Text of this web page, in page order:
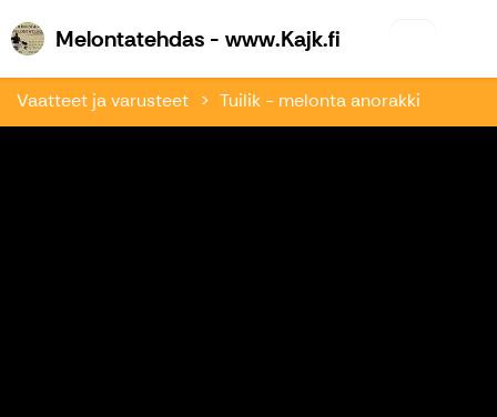
Melontatehdas - www.Kajk.fi
Vaatteet ja varusteet Tuilik - melonta anorakki